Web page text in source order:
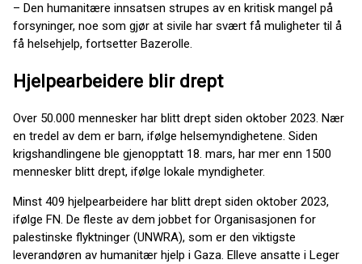
– Den humanitære innsatsen strupes av en kritisk mangel på
forsyninger, noe som gjør at sivile har svært få muligheter til å
få helsehjelp, fortsetter Bazerolle.
Hjelpearbeidere blir drept
Over 50.000 mennesker har blitt drept siden oktober 2023. Nær
en tredel av dem er barn, ifølge helsemyndighetene. Siden
krigshandlingene ble gjenopptatt 18. mars, har mer enn 1500
mennesker blitt drept, ifølge lokale myndigheter.
Minst 409 hjelpearbeidere har blitt drept siden oktober 2023,
ifølge FN. De fleste av dem jobbet for Organisasjonen for
palestinske flyktninger (UNWRA), som er den viktigste
leverandøren av humanitær hjelp i Gaza. Elleve ansatte i Leger